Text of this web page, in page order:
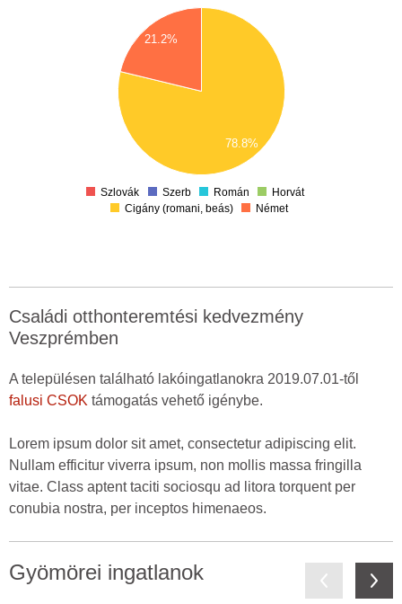
78.8%
21.2%
Szlovák Szerb Román
Horvát
Cigány (romani, beás)
Német
Családi otthonteremtési kedvezmény
Veszprémben
A településen található lakóingatlanokra 2019.07.01-től
falusi CSOK támogatás vehető igénybe.
Lorem ipsum dolor sit amet, consectetur adipiscing elit.
Nullam efficitur viverra ipsum, non mollis massa fringilla
vitae. Class aptent taciti sociosqu ad litora torquent per
conubia nostra, per inceptos himenaeos.
Gyömörei ingatlanok